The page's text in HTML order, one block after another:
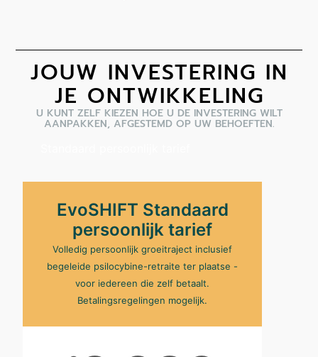
JOUW INVESTERING IN
JE ONTWIKKELING
U KUNT ZELF KIEZEN HOE U DE INVESTERING WILT
AANPAKKEN, AFGESTEMD OP UW BEHOEFTEN.
EvoSHIFT Standaard
persoonlijk tarief
Volledig persoonlijk groeitraject inclusief
begeleide psilocybine-retraite ter plaatse -
voor iedereen die zelf betaalt.
Betalingsregelingen mogelijk.